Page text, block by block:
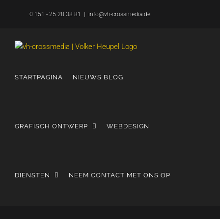
0 151 - 25 28 38 81 info@vh-crossmedia.de
STARTPAGINA NIEUWS BLOG
GRAFISCH ONTWERP WEBDESIGN
DIENSTEN NEEM CONTACT MET ONS OP